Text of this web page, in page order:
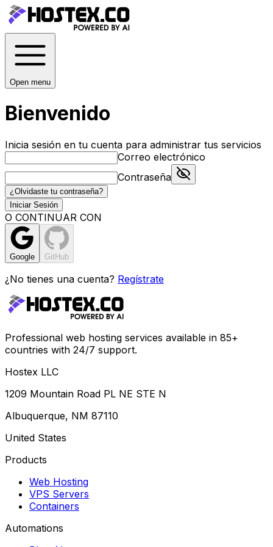
Open menu
Bienvenido
Inicia sesión en tu cuenta para administrar tus servicios
Correo electrónico
Contraseña
¿Olvidaste tu contraseña?
Iniciar Sesión
O CONTINUAR CON
Google GitHub
¿No tienes una cuenta? Regístrate
Professional web hosting services available in 85+
countries with 24/7 support.
Hostex LLC
1209 Mountain Road PL NE STE N
Albuquerque, NM 87110
United States
Products
Web Hosting
VPS Servers
Containers
Automations